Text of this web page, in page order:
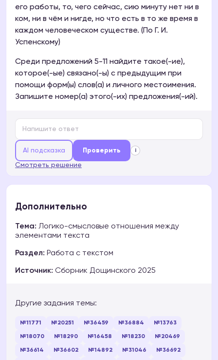
его работы, то, чего сейчас, сию минуту нет ни в
ком, ни в чём и нигде, но что есть в то же время в
каждом человеческом существе. (По Г. И.
Успенскому)
Среди предложений 5-11 найдите такое(-ие),
которое(-ые) связано(-ы) с предыдущим при
помощи форм(ы) слов(а) и личного местоимения.
Запишите номер(а) этого(-их) предложения(-ий).
AI подсказка Проверить i
Смотреть решение
Дополнительно
Тема: Логико-смысловые отношения между
элементами текста
Раздел: Работа с текстом
Источник: Сборник Дощинского 2025
Другие задания темы:
№11771 №20251 №36459 №36884 №13763
№18070 №18290 №16458 №18230 №20469
№36614 №36602 №14892 №31046 №36692